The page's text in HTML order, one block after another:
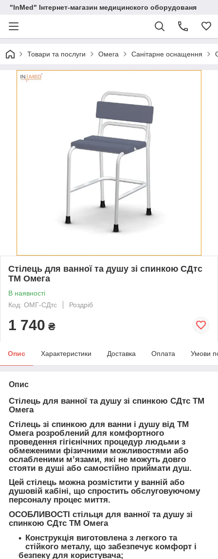
"InMed" Інтернет-магазин медицинского оборудованя
Товари та послуги Омега Санітарне оснащення
Стілець для ванної та душу зі спинкою СДтс
ТМ Омега
В наявності
Код: ОМГ-СДтс
Роздріб
1 740 ₴
Опис Характеристики Доставка Оплата Умови
Опис
Стілець для ванної та душу зі спинкою СДтс ТМ
Омега
Стілець зі спинкою для ванни і душу від ТМ
Омега розроблений для комфортного
проведення гігієнічних процедур людьми з
обмеженими фізичними можливостями або
ослабленими м’язами, які не можуть довго
стояти в душі або самостійно приймати душ.
Цей стілець можна розмістити у ванній або
душовій кабіні, що спростить обслуговуючому
персоналу процес миття.
ОСОБЛИВОСТІ стільця для ванної та душу зі
спинкою СДтс ТМ Омега
Конструкція виготовлена з легкого та
стійкого металу, що забезпечує комфорт і
безпеку для користувача;